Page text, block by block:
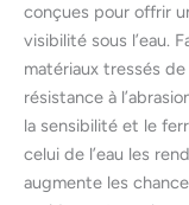
conçues pour offrir
visibilité sous l’eau.
matériaux tressés
résistance à
la sensibilité et le
celui de l’eau les
augmente les